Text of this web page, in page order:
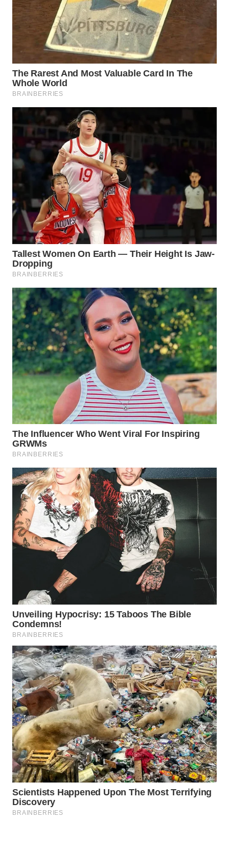
WN
BINTAN
WN
WN
LIKUPANG
LABUANBAJO
WN
BORNEO
Wahana
Media
Group
NEWS
WAHANA
TANI
WAHANA
ADVOKAT
WAHANA
INFRASTRUKTUR
WAHANA
KONSUMEN
WAHANA
LISTRIK
WAHANA
TRAVEL
WAHANA
WAHANANEWS
ID
WAHANANEWS
CO ID
WAHANANEWS
NET
WAHANA
SPORT
WAHANA
UMKM
WAHANA
SELEB
WAHANA